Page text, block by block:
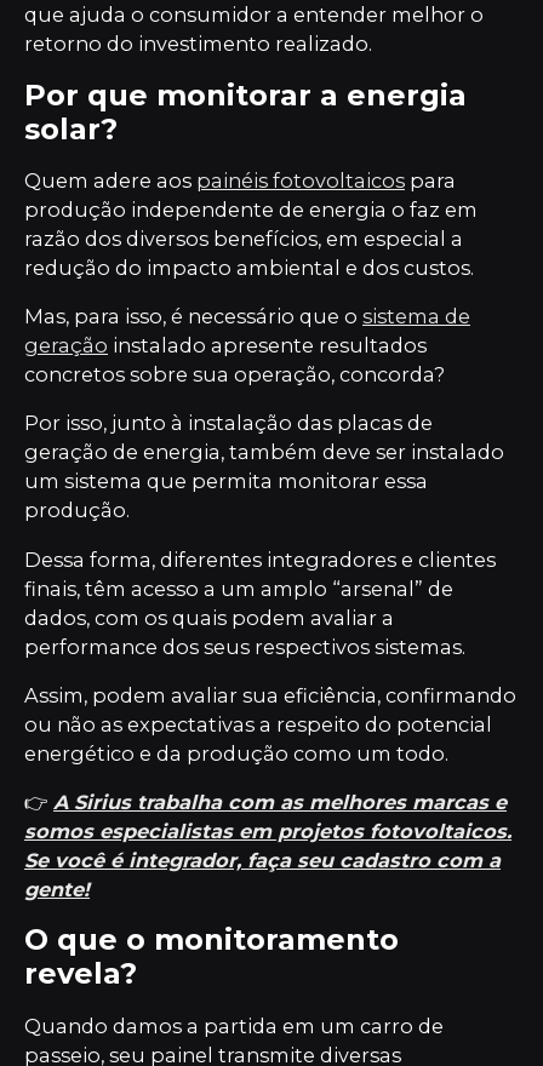
que ajuda o consumidor a entender melhor o
retorno do investimento realizado.
Por que monitorar a energia
solar?
Quem adere aos painéis fotovoltaicos para
produção independente de energia o faz em
razão dos diversos benefícios, em especial a
redução do impacto ambiental e dos custos.
Mas, para isso, é necessário que o sistema de
geração instalado apresente resultados
concretos sobre sua operação, concorda?
Por isso, junto à instalação das placas de
geração de energia, também deve ser instalado
um sistema que permita monitorar essa
produção.
Dessa forma, diferentes integradores e clientes
finais, têm acesso a um amplo “arsenal” de
dados, com os quais podem avaliar a
performance dos seus respectivos sistemas.
Assim, podem avaliar sua eficiência, confirmando
ou não as expectativas a respeito do potencial
energético e da produção como um todo.
👉 A Sirius trabalha com as melhores marcas e
somos especialistas em projetos fotovoltaicos.
Se você é integrador, faça seu cadastro com a
gente!
O que o monitoramento
revela?
Quando damos a partida em um carro de
passeio, seu painel transmite diversas